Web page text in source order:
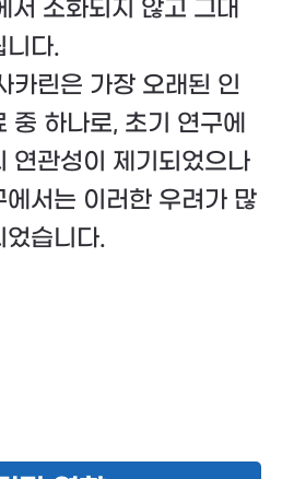
서 소화되지 않고 그대
니다.
카린은 가장 오래된 인
중 하나로, 초기 연구에
연관성이 제기되었으나
에서는 이러한 우려가 많
었습니다.